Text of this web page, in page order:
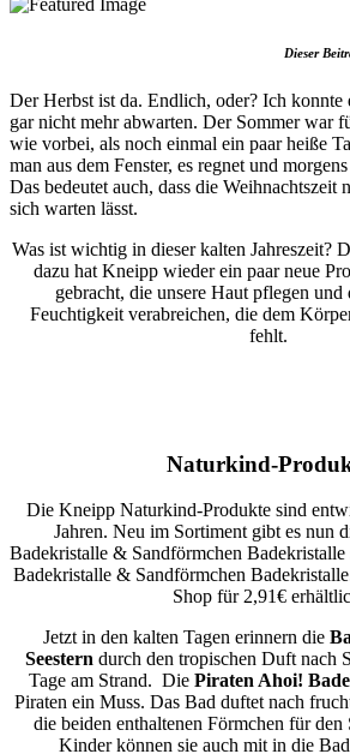
Dieser
Der Herbst ist da. Endlich, oder? Ich konnte
gar nicht mehr abwarten. Der Sommer war
wie vorbei, als noch einmal ein paar heiße
man aus dem Fenster, es regnet und
Das bedeutet auch, dass die Weihnachtszeit
sich warten lässt.
Was ist wichtig in dieser kalten Jahreszeit?
dazu hat Kneipp wieder ein paar neue
gebracht, die unsere Haut pflegen und
Feuchtigkeit verabreichen, die dem
fehlt.
Naturkind-
Die Kneipp Naturkind-Produkte sind
Jahren. Neu im Sortiment gibt es nun
Badekristalle & Sandförmchen
Badekristalle & Sandförmchen
Shop für 2,91€
Jetzt in den kalten Tagen erinnern die
Seestern durch den tropischen Duft nach
Tage am Strand. Die Piraten Ahoi!
Piraten ein Muss. Das Bad duftet nach
die beiden enthaltenen Förmchen für den
Kinder können sie auch mit in die